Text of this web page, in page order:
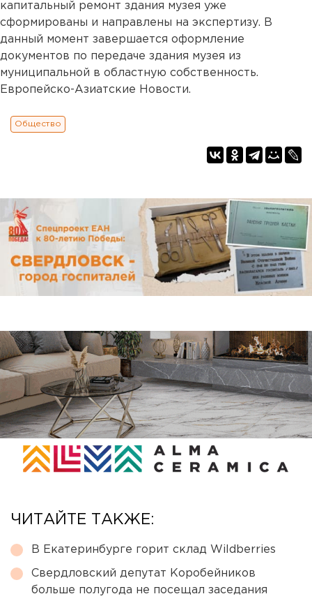
капитальный ремонт здания музея уже
сформированы и направлены на экспертизу. В
данный момент завершается оформление
документов по передаче здания музея из
муниципальной в областную собственность.
Европейско-Азиатские Новости.
Общество
ЧИТАЙТЕ ТАКЖЕ:
В Екатеринбурге горит склад Wildberries
Свердловский депутат Коробейников
больше полугода не посещал заседания